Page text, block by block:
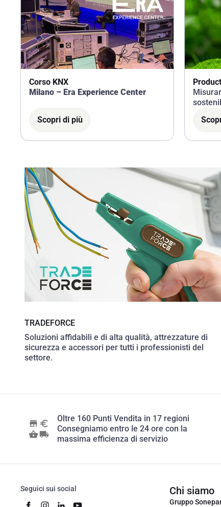
Corso KNX
Milano – Era Experience Center
Scopri di più
TRADEFORCE
Soluzioni affidabili e di alta qualità, attrezzature di
sicurezza e accessori per tutti i professionisti del
settore.
Oltre 160 Punti Vendita in 17 regioni
Consegniamo entro le 24 ore con la
massima efficienza di servizio
Seguici sui social Chi siamo
Gruppo